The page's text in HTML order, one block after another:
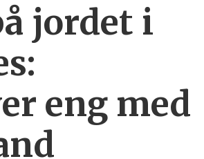
jordet i
eng med